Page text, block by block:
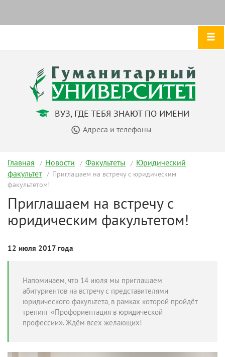
ВУЗ, ГДЕ ТЕБЯ ЗНАЮТ ПО ИМЕНИ
Адреса и телефоны
Главная Новости Факультеты
Юридический
факультет
Приглашаем на встречу с юридическим
факультетом!
Приглашаем на встречу с
юридическим факультетом!
12 июля 2017 года
Напоминаем, что 14 июля мы приглашаем
абитуриентов на встречу с представителями
юридического факультета, в рамках которой пройдёт
тренинг «Профориентация в юридической
профессии». Ждём всех желающих!